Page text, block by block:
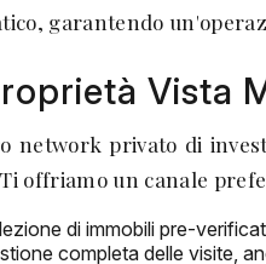
garantendo
Vista
network privato di
offriamo un canale
di immobili pre-
completa delle visite,